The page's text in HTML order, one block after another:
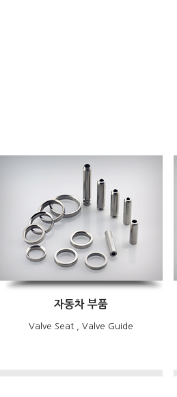
자동차 부품
Valve Seat , Valve Guide